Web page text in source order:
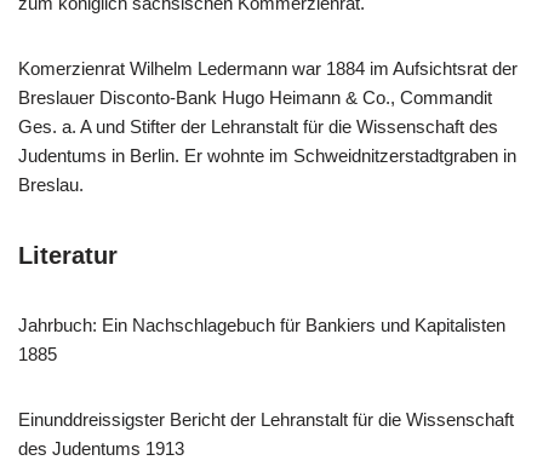
Kom­er­zi­en­rat Wil­helm Leder­mann war 1884 im Auf­sichts­rat der
Bres­lau­er Dis­con­to-Bank Hugo Heimann & Co., Com­man­dit
Ges. a. A und Stif­ter der Lehr­an­stalt für die Wis­sen­schaft des
Juden­tums in Ber­lin. Er wohn­te im Schweid­nit­zer­stadt­gra­ben in
Bres­lau.
Lite­ra­tur
Jahr­buch: Ein Nach­schla­ge­buch für Ban­kiers und Kapi­ta­lis­ten
1885
Ein­und­dreis­sigs­ter Bericht der Lehr­an­stalt für die Wis­sen­schaft
des Juden­tums 1913